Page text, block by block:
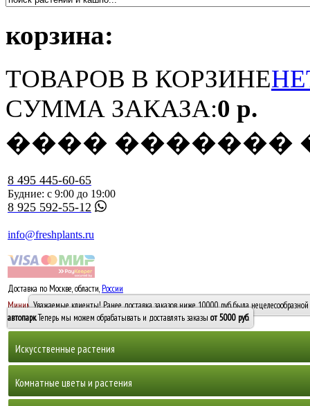
корзина:
ТОВАРОВ В КОРЗИНЕ
СУММА ЗАКАЗА:0 р.
���� �������
8 495 445-60-65
Будние: с 9:00 до 19:00
8 925 592-55-12
info@freshplants.ru
Доставка по Москве, области, России
Минимальный заказ -10 0005000 руб.
Уважаемые клиенты! Ранее доставка заказов ниже 10000 руб. была
автопарк. Теперь мы можем обрабатывать и доставлять заказы от 5000 руб.
Искусственные растения
Горшечные растения, кусты и мох
Комнатные цветы и растения